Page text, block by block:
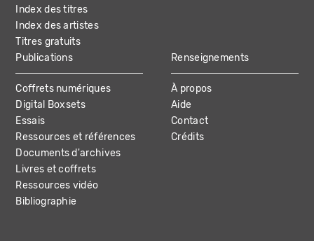
Index des titres
Index des artistes
Titres gratuits
Publications
Coffrets numériques
Digital Boxsets
Essais
Ressources et références
Documents d'archives
Livres et coffrets
Ressources vidéo
Bibliographie
Renseignements
À propos
Aide
Contact
Crédits